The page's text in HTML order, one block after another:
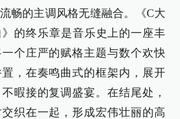
畅的主调风格无缝融合。《C大
的终乐章是音乐史上的一座丰
个庄严的赋格主题与数个欢快
，在奏鸣曲式的框架内，展开
暇接的复调盛宴。在结尾处，
织在一起，形成宏伟壮丽的高